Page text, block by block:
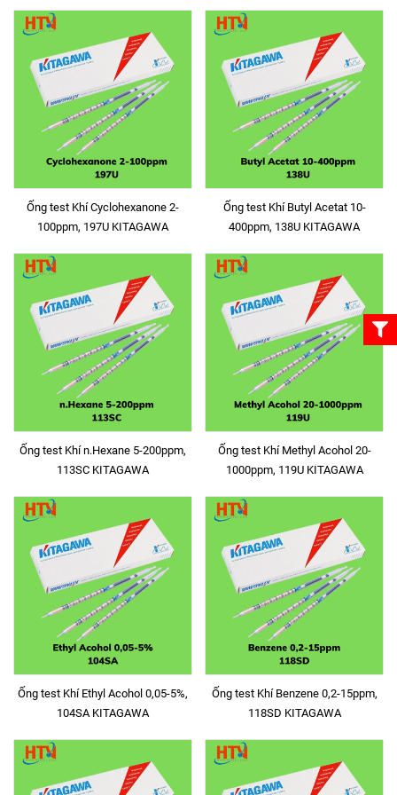
Ống test Khí Cyclohexanone 2-
100ppm, 197U KITAGAWA
Ống test Khí Butyl Acetat 10-
400ppm, 138U KITAGAWA
Ống test Khí n.Hexane 5-200ppm,
113SC KITAGAWA
Ống test Khí Methyl Acohol 20-
1000ppm, 119U KITAGAWA
Ống test Khí Ethyl Acohol 0,05-5%,
104SA KITAGAWA
Ống test Khí Benzene 0,2-15ppm,
118SD KITAGAWA